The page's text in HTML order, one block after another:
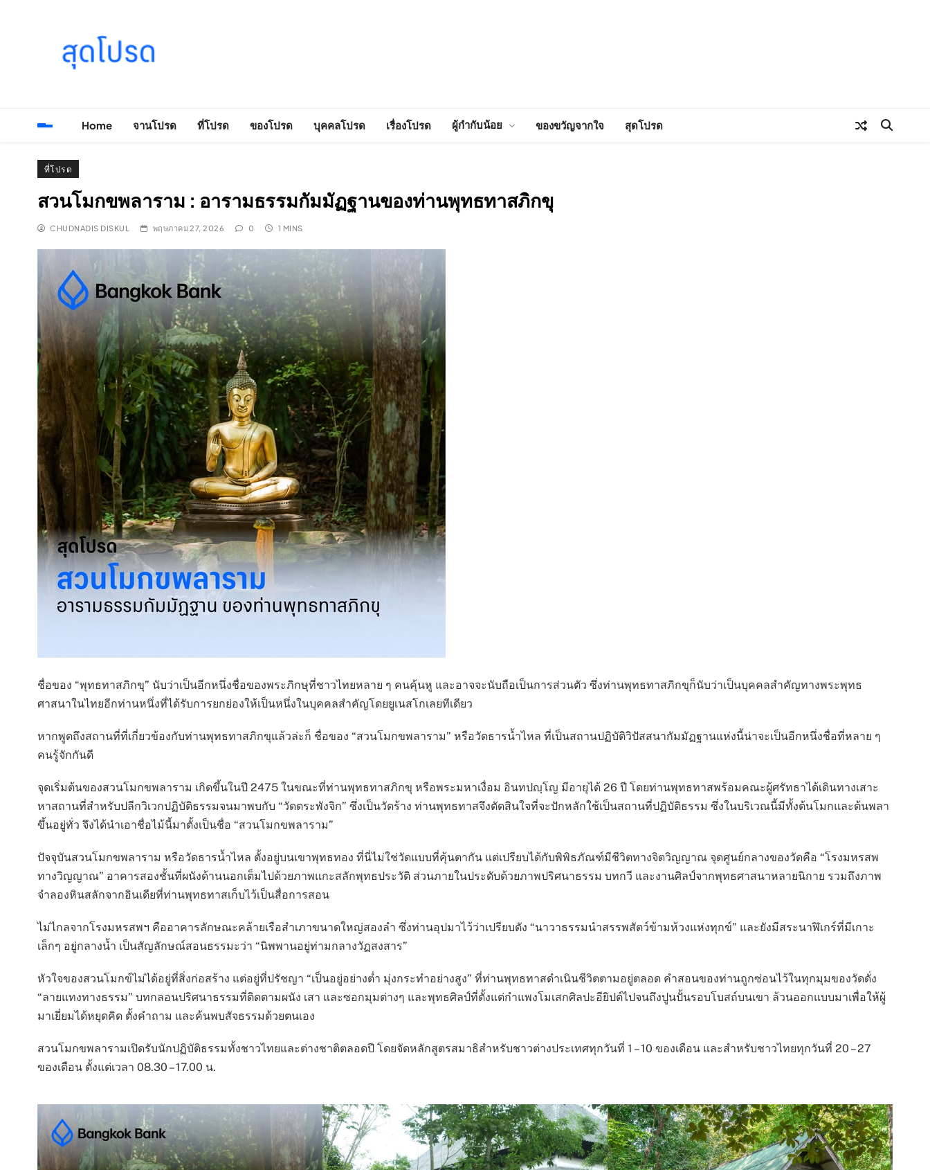
Home
จานโปรด ที่โปรด ของโปรด บุคคลโปรด เรื่องโปรด ผู้กำกับน้อย ของขวัญจากใจ สุดโปรด
ที่โปรด
สวนโมกขพลาราม : อารามธรรมกัมมัฏฐานของท่านพุทธทาสภิกขุ
CHUDNADIS DISKUL พฤษภาคม 27, 2026 0 1 MINS
ชื่อของ “พุทธทาสภิกขุ” นับว่าเป็นอีกหนึ่งชื่อของพระภิกษุที่ชาวไทยหลาย ๆ คนคุ้นหู และอาจจะนับถือเป็นการส่วนตัว ซึ่งท่านพุทธทาสภิกขุก็นับว่าเป็นบุคคลสำคัญทางพระพุทธ
ศาสนาในไทยอีกท่านหนึ่งที่ได้รับการยกย่องให้เป็นหนึ่งในบุคคลสำคัญโดยยูเนสโกเลยทีเดียว
หากพูดถึงสถานที่ที่เกี่ยวข้องกับท่านพุทธทาสภิกขุแล้วล่ะก็ ชื่อของ “สวนโมกขพลาราม” หรือวัดธารน้ำไหล ที่เป็นสถานปฏิบัติวิปัสสนากัมมัฏฐานแห่งนี้น่าจะเป็นอีกหนึ่งชื่อที่หลาย ๆ
คนรู้จักกันดี
จุดเริ่มต้นของสวนโมกขพลาราม เกิดขึ้นในปี 2475 ในขณะที่ท่านพุทธทาสภิกขุ หรือพระมหาเงื่อม อินทปญฺโญ มีอายุได้ 26 ปี โดยท่านพุทธทาสพร้อมคณะผู้ศรัทธาได้เดินทางเสาะ
หาสถานที่สำหรับปลีกวิเวกปฏิบัติธรรมจนมาพบกับ “วัดตระพังจิก” ซึ่งเป็นวัดร้าง ท่านพุทธทาสจึงตัดสินใจที่จะปักหลักใช้เป็นสถานที่ปฏิบัติธรรม ซึ่งในบริเวณนี้มีทั้งต้นโมกและต้นพลา
ขึ้นอยู่ทั่ว จึงได้นำเอาชื่อไม้นี้มาตั้งเป็นชื่อ “สวนโมกขพลาราม”
ปัจจุบันสวนโมกขพลาราม หรือวัดธารน้ำไหล ตั้งอยู่บนเขาพุทธทอง ที่นี่ไม่ใช่วัดแบบที่คุ้นตากัน แต่เปรียบได้กับพิพิธภัณฑ์มีชีวิตทางจิตวิญญาณ จุดศูนย์กลางของวัดคือ “โรงมหรสพ
ทางวิญญาณ” อาคารสองชั้นที่ผนังด้านนอกเต็มไปด้วยภาพแกะสลักพุทธประวัติ ส่วนภายในประดับด้วยภาพปริศนาธรรม บทกวี และงานศิลป์จากพุทธศาสนาหลายนิกาย รวมถึงภาพ
จำลองหินสลักจากอินเดียที่ท่านพุทธทาสเก็บไว้เป็นสื่อการสอน
ไม่ไกลจากโรงมหรสพฯ คืออาคารลักษณะคล้ายเรือสำเภาขนาดใหญ่สองลำ ซึ่งท่านอุปมาไว้ว่าเปรียบดัง “นาวาธรรมนำสรรพสัตว์ข้ามห้วงแห่งทุกข์” และยังมีสระนาฬิเกร์ที่มีเกาะ
เล็กๆ อยู่กลางน้ำ เป็นสัญลักษณ์สอนธรรมะว่า “นิพพานอยู่ท่ามกลางวัฏสงสาร”
หัวใจของสวนโมกข์ไม่ได้อยู่ที่สิ่งก่อสร้าง แต่อยู่ที่ปรัชญา “เป็นอยู่อย่างต่ำ มุ่งกระทำอย่างสูง” ที่ท่านพุทธทาสดำเนินชีวิตตามอยู่ตลอด คำสอนของท่านถูกซ่อนไว้ในทุกมุมของวัดดั่ง
“ลายแทงทางธรรม” บทกลอนปริศนาธรรมที่ติดตามผนัง เสา และซอกมุมต่างๆ และพุทธศิลป์ที่ตั้งแต่กำแพงโมเสกศิลปะอียิปต์ไปจนถึงปูนปั้นรอบโบสถ์บนเขา ล้วนออกแบบมาเพื่อให้ผู้
มาเยี่ยมได้หยุดคิด ตั้งคำถาม และค้นพบสัจธรรมด้วยตนเอง
สวนโมกขพลารามเปิดรับนักปฏิบัติธรรมทั้งชาวไทยและต่างชาติตลอดปี โดยจัดหลักสูตรสมาธิสำหรับชาวต่างประเทศทุกวันที่ 1 – 10 ของเดือน และสำหรับชาวไทยทุกวันที่ 20 – 27
ของเดือน ตั้งแต่เวลา 08.30 – 17.00 น.